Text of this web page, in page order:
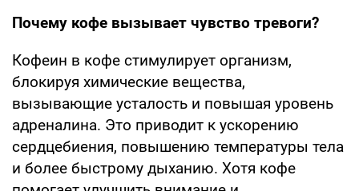
Почему кофе вызывает чувство тревоги?
Кофеин в кофе стимулирует организм,
блокируя химические вещества,
вызывающие усталость и повышая уровень
адреналина. Это приводит к ускорению
сердцебиения, повышению температуры тела
и более быстрому дыханию. Хотя кофе